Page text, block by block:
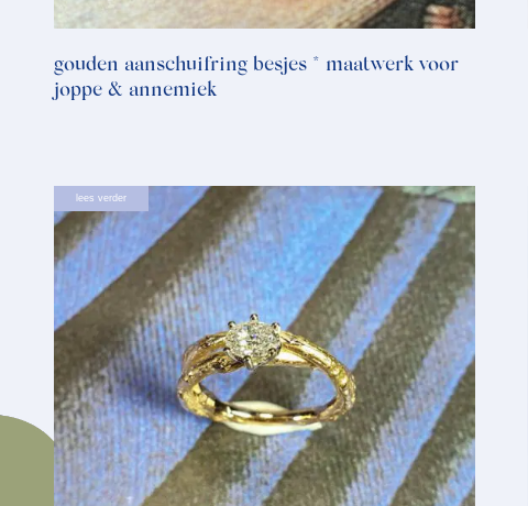
gouden aanschuifring besjes * maatwerk voor
joppe & annemiek
lees verder